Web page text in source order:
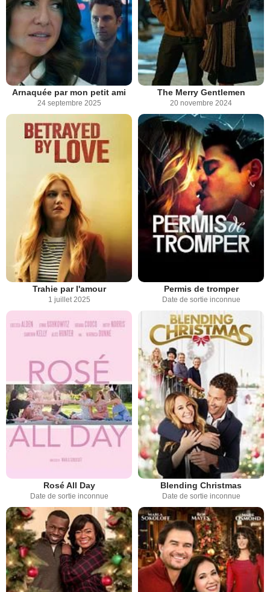
Arnaquée par mon petit ami
24 septembre 2025
The Merry Gentlemen
20 novembre 2024
Trahie par l'amour
1 juillet 2025
Permis de tromper
Date de sortie inconnue
Rosé All Day
Date de sortie inconnue
Blending Christmas
Date de sortie inconnue